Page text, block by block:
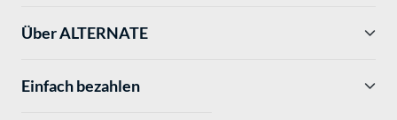
Über ALTERNATE
Einfach bezahlen